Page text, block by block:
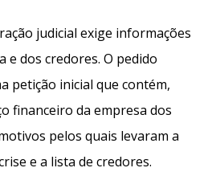
judicial exige informações
e dos credores. O pedido
petição inicial que contém,
financeiro da empresa dos
pelos quais levaram a
e a lista de credores.